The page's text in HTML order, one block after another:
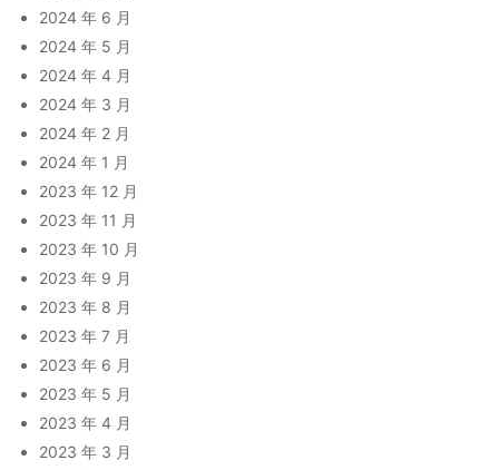
2024 年 6 月
2024 年 5 月
2024 年 4 月
2024 年 3 月
2024 年 2 月
2024 年 1 月
2023 年 12 月
2023 年 11 月
2023 年 10 月
2023 年 9 月
2023 年 8 月
2023 年 7 月
2023 年 6 月
2023 年 5 月
2023 年 4 月
2023 年 3 月